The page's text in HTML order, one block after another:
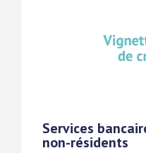
Services
non-résidents